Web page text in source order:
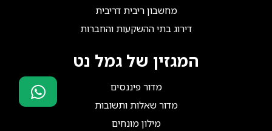
מחשבון ריבית דריבית
דירוג בתי ההשקעות והחברות
המגזין של גמל נט
מדור פיננסים
מדור שאלות ותשובות
מילון מונחים